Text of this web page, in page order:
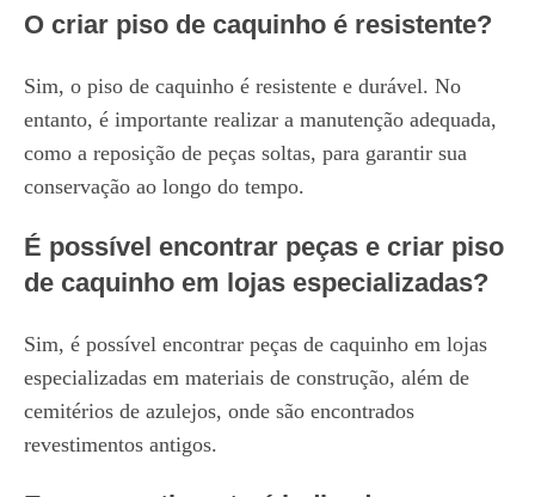
O criar piso de caquinho é resistente?
Sim, o piso de caquinho é resistente e durável. No
entanto, é importante realizar a manutenção adequada,
como a reposição de peças soltas, para garantir sua
conservação ao longo do tempo.
É possível encontrar peças e criar piso
de caquinho em lojas especializadas?
Sim, é possível encontrar peças de caquinho em lojas
especializadas em materiais de construção, além de
cemitérios de azulejos, onde são encontrados
revestimentos antigos.